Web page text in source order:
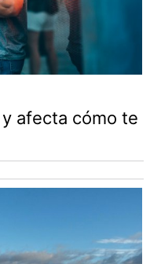
afecta cómo te